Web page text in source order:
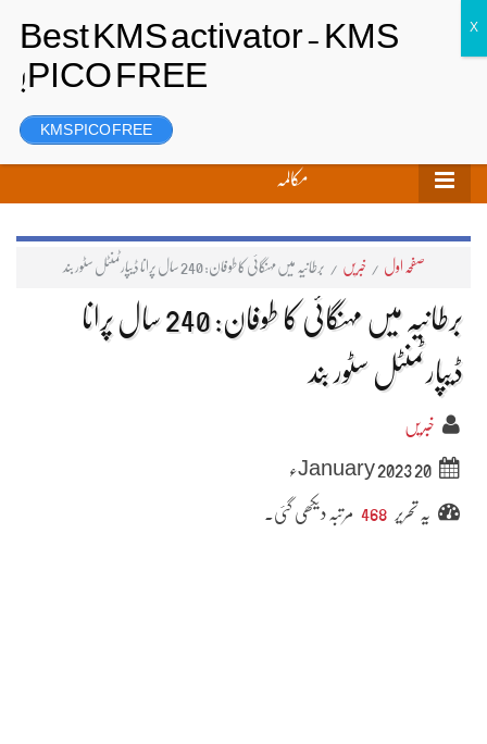
رجسٹر
مکالمہ
صفحہ اول / خبریں / برطانیہ میں مہنگائی کا طوفان: 240 سال پرانا ڈیپارٹمنٹل سٹور بند
برطانیہ میں مہنگائی کا طوفان: 240 سال پرانا
ڈیپارٹمنٹل سٹور بند
خبریں
20 January 2023ء
یہ تحریر 468 مرتبہ دیکھی گئی۔
KMS PICO FREE